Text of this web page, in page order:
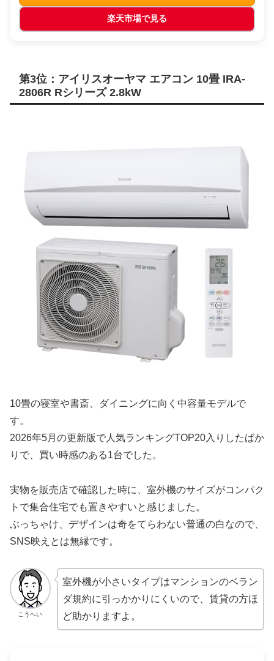
楽天市場で見る
第3位：アイリスオーヤマ エアコン 10畳 IRA-
2806R Rシリーズ 2.8kW
10畳の寝室や書斎、ダイニングに向く中容量モデルで
す。
2026年5月の更新版で人気ランキングTOP20入りしたばか
りで、買い時感のある1台でした。
実物を販売店で確認した時に、室外機のサイズがコンパク
トで集合住宅でも置きやすいと感じました。
ぶっちゃけ、デザインは奇をてらわない普通の白なので、
SNS映えとは無縁です。
こうへい
室外機が小さいタイプはマンションのベラン
ダ規約に引っかかりにくいので、賃貸の方ほ
ど助かりますよ。